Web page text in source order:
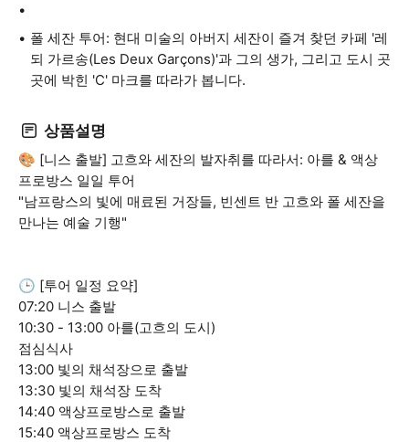
폴 세잔 투어: 현대 미술의 아버지 세잔이 즐겨 찾던 카페 '레
되 가르송(Les Deux Garçons)'과 그의 생가, 그리고 도시 곳
곳에 박힌 'C' 마크를 따라가 봅니다.
상품설명
🎨 [니스 출발] 고흐와 세잔의 발자취를 따라서: 아를 & 액상
프로방스 일일 투어
"남프랑스의 빛에 매료된 거장들, 빈센트 반 고흐와 폴 세잔을
만나는 예술 기행"
🕒 [투어 일정 요약]
07:20 니스 출발
10:30 - 13:00 아를(고흐의 도시)
점심식사
13:00 빛의 채석장으로 출발
13:30 빛의 채석장 도착
14:40 액상프로방스로 출발
15:40 액상프로방스 도착